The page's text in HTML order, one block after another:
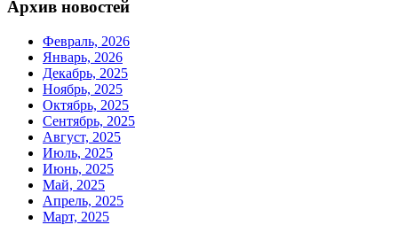
Архив новостей
Февраль, 2026
Январь, 2026
Декабрь, 2025
Ноябрь, 2025
Октябрь, 2025
Сентябрь, 2025
Август, 2025
Июль, 2025
Июнь, 2025
Май, 2025
Апрель, 2025
Март, 2025